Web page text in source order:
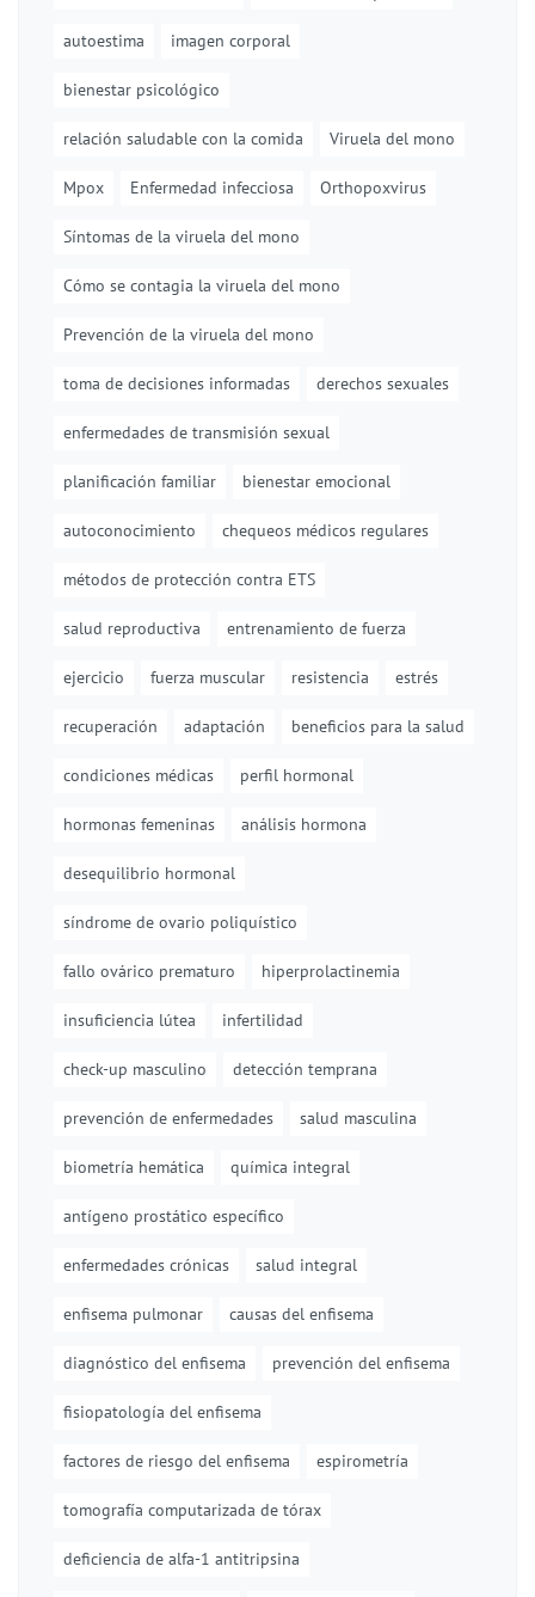
autoestima imagen corporal
bienestar psicológico
relación saludable con la comida Viruela del mono
Mpox Enfermedad infecciosa Orthopoxvirus
Síntomas de la viruela del mono
Cómo se contagia la viruela del mono
Prevención de la viruela del mono
toma de decisiones informadas derechos sexuales
enfermedades de transmisión sexual
planificación familiar bienestar emocional
autoconocimiento chequeos médicos regulares
métodos de protección contra ETS
salud reproductiva entrenamiento de fuerza
ejercicio fuerza muscular resistencia estrés
recuperación adaptación beneficios para la salud
condiciones médicas perfil hormonal
hormonas femeninas análisis hormona
desequilibrio hormonal
síndrome de ovario poliquístico
fallo ovárico prematuro hiperprolactinemia
insuficiencia lútea infertilidad
check-up masculino detección temprana
prevención de enfermedades salud masculina
biometría hemática química integral
antígeno prostático específico
enfermedades crónicas salud integral
enfisema pulmonar causas del enfisema
diagnóstico del enfisema prevención del enfisema
fisiopatología del enfisema
factores de riesgo del enfisema espirometría
tomografía computarizada de tórax
deficiencia de alfa-1 antitripsina